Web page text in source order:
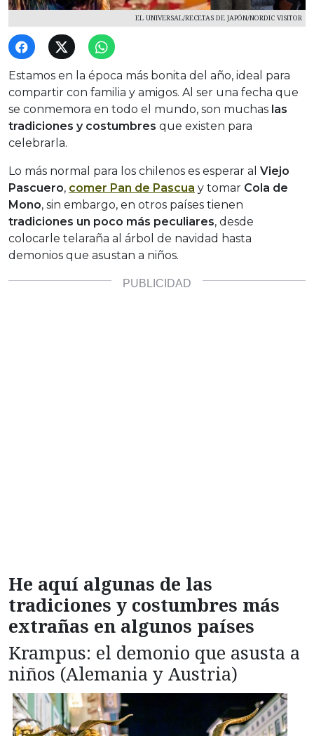
EL UNIVERSAL/RECETAS DE JAPÓN/NORDIC VISITOR
Estamos en la época más bonita del año, ideal para
compartir con familia y amigos. Al ser una fecha que
se conmemora en todo el mundo, son muchas las
tradiciones y costumbres que existen para
celebrarla.
Lo más normal para los chilenos es esperar al Viejo
Pascuero, comer Pan de Pascua y tomar Cola de
Mono, sin embargo, en otros países tienen
tradiciones un poco más peculiares, desde
colocarle telaraña al árbol de navidad hasta
demonios que asustan a niños.
He aquí algunas de las
tradiciones y costumbres más
extrañas en algunos países
Krampus: el demonio que asusta a
niños (Alemania y Austria)